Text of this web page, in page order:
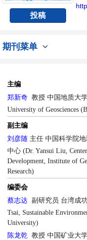
投稿
化
期刊菜单
主编
郑新奇 教授 中国地质大
University of Geosciences
副主编
刘彦随 主任 中国科学院
中心 (Dr. Yansui Liu,
Development, Institute of
Research)
编委会
蔡志达 副研究员 台湾成
Tsai, Sustainable
University)
陈龙乾 教授 中国矿业大